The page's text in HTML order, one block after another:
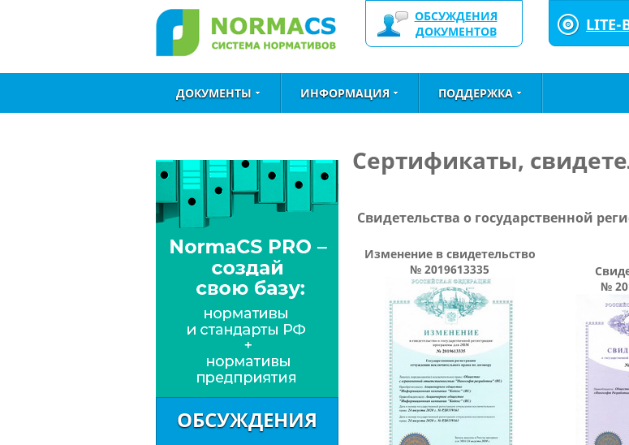
ОБСУЖДЕНИЯ
ДОКУМЕНТОВ
ДОКУМЕНТЫ ИНФОРМАЦИЯ ПОДДЕРЖКА
ОБСУЖДЕНИЯ
Сертификаты,
Свидетельства о государственной
Изменение в свидетельство
№ 2019613335
№